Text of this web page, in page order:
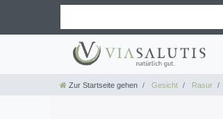
Zur Startseite gehen Gesicht Rasur